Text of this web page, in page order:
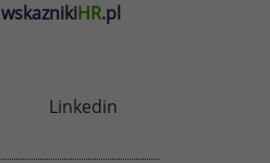
wskaznikiHR.pl
Linkedin